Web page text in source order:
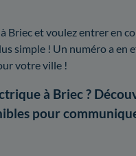
Briec et voulez entrer en
simple ! Un numéro a en
votre ville !
à Briec ?
pour